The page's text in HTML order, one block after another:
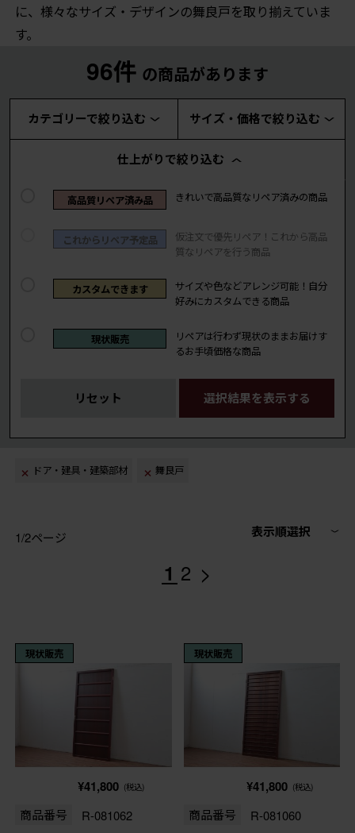
に、様々なサイズ・デザインの舞良戸を取り揃えていま
す。
96件 の商品があります
カテゴリーで絞り込む サイズ・価格で絞り込む
仕上がりで絞り込む
高品質リペア済み品 きれいで高品質なリペア済みの商品
これからリペア予定品
仮注文で優先リペア！これから高品
質なリペアを行う商品
カスタムできます
サイズや色などアレンジ可能！自分
好みにカスタムできる商品
現状販売
リペアは行わず現状のままお届けす
るお手頃価格な商品
リセット 選択結果を表示する
ドア・建具・建築部材 舞良戸
1/2ページ 表示順選択
1 2 >
現状販売
¥41,800 (税込)
商品番号 R-081062
現状販売
¥41,800 (税込)
商品番号 R-081060